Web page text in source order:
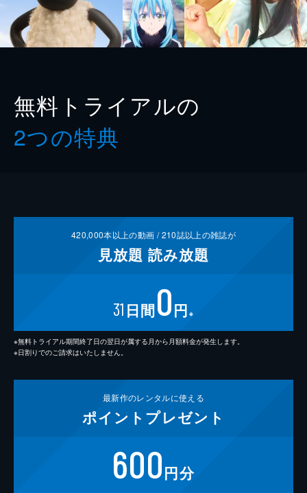
無料トライアルの
2つの特典
420,000本以上の動画 /210誌以上の雑誌が
見放題 読み放題
31 日間0円 ※
※無料トライアル期間終了日の翌日が属する月から月額料金が発生します。
※日割りでのご請求はいたしません。
最新作のレンタルに使える
ポイント プレゼント
600円分